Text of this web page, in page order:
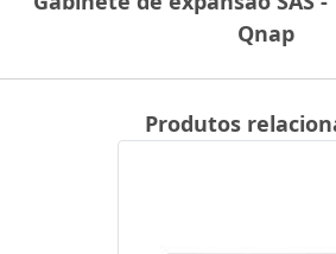
Qnap
Produtos